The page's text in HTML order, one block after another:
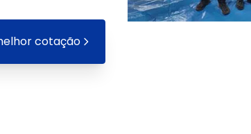
cotação